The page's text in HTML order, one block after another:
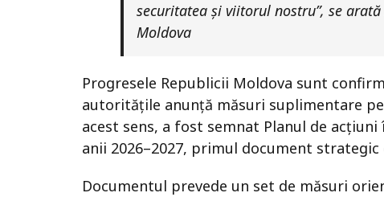
securitatea și viitorul nostru”, se
Moldova
Progresele Republicii Moldova sunt
autoritățile anunță măsuri suplimentare
acest sens, a fost semnat Planul de
anii 2026–2027, primul document
Documentul prevede un set de măsuri